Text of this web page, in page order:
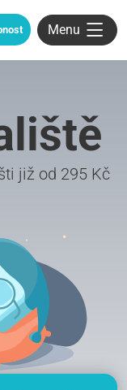
Menu
již od 295 Kč